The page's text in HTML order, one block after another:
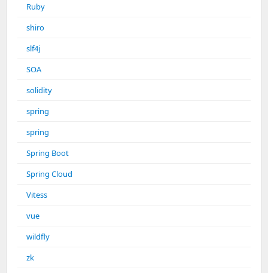
Ruby
shiro
slf4j
SOA
solidity
spring
spring
Spring Boot
Spring Cloud
Vitess
vue
wildfly
zk